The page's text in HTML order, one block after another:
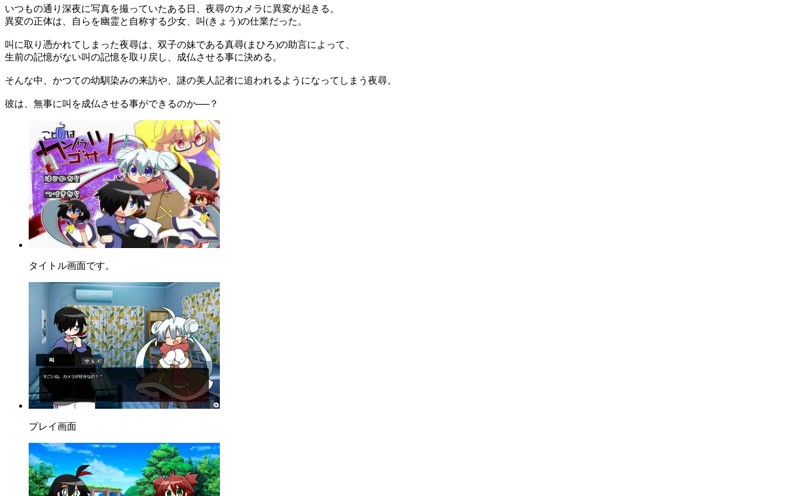
いつもの通り深夜に写真を撮っていたある日、夜尋のカメラに異変が起きる。
異変の正体は、自らを幽霊と自称する少女、叫(きょう)の仕業だった。
叫に取り憑かれてしまった夜尋は、双子の妹である真尋(まひろ)の助言によって、
生前の記憶がない叫の記憶を取り戻し、成仏させる事に決める。
そんな中、かつての幼馴染みの来訪や、謎の美人記者に追われるようになってしまう夜尋。
彼は、無事に叫を成仏させる事ができるのか──？
タイトル画面です。
プレイ画面